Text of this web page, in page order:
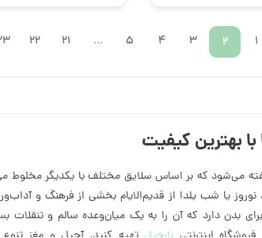
1
2
3
4
5
…
21
22
بهترین کیفیت
می‌شود که بر اساس سلایق مختلف با یکدیگر مخلوط
یا شب یلدا از قدیم‌الایام بخشی از فرهنگ و
برای بدن دارد که آن را به یک میان‌وعده سالم و